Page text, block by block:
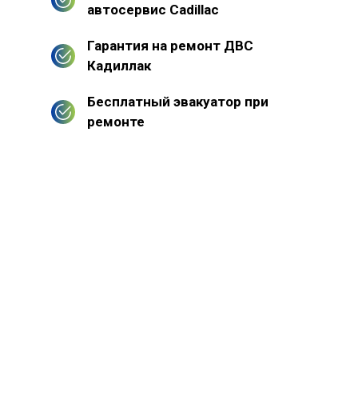
автосервис Cadillac
Гарантия на ремонт ДВС
Кадиллак
Бесплатный эвакуатор при
ремонте